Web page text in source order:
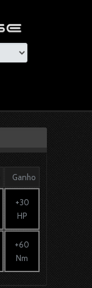
Ganho
+30
HP
+60
Nm